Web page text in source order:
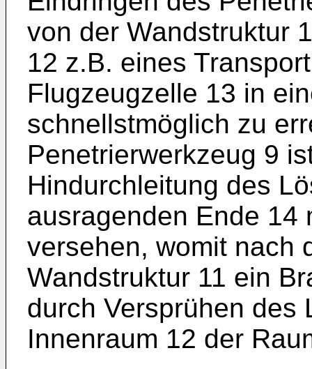
von der Wandstruktur
12 z.B. eines
Flugzeugzelle 13 in
schnellstmöglich zu
Penetrierwerkzeug 9
Hindurchleitung des
ausragenden Ende 14
versehen, womit nach
Wandstruktur 11 ein
durch Versprühen des
Innenraum 12 der